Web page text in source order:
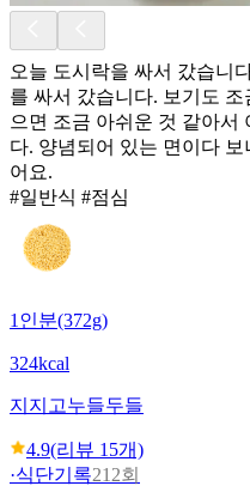
오늘 도시락을 싸서 갔습니
를 싸서 갔습니다. 보기도
으면 조금 아쉬운 것 같아서
다. 양념되어 있는 면이다
어요.
#일반식 #점심
1인분(372g)
324kcal
지지고누들두들
4.9(리뷰 15개)
·식단기록212회